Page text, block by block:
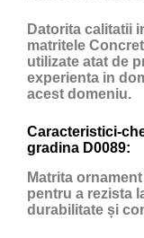
Datorita calitatii
matritele
utilizate atat de
experienta in
acest domeniu.
Caracteristici-
gradina D0089:
Matrita
pentru a rezista
durabilitate și